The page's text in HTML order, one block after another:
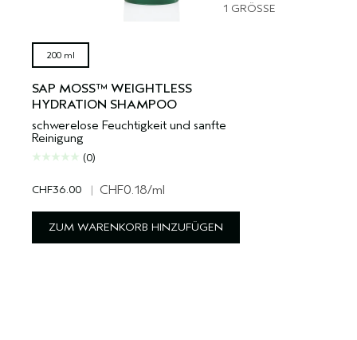
1 GRÖSSE
200 ml
SAP MOSS™ WEIGHTLESS
HYDRATION SHAMPOO
schwerelose Feuchtigkeit und sanfte
Reinigung
(0)
CHF36.00 | CHF0.18/ml
ZUM WARENKORB HINZUFÜGEN